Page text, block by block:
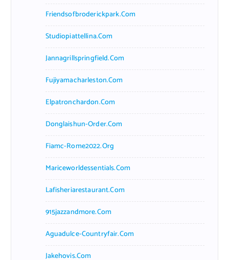
Friendsofbroderickpark.com
Studiopiattellina.com
Jannagrillspringfield.com
Fujiyamacharleston.com
Elpatronchardon.com
Donglaishun-Order.com
Fiamc-Rome2022.org
Mariceworldessentials.com
Lafisheriarestaurant.com
915jazzandmore.com
Aguadulce-Countryfair.com
Jakehovis.com